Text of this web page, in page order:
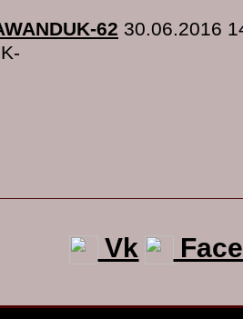
62 30.06.2016
Vk